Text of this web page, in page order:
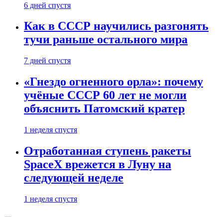
6 дней спустя
Как в СССР научились разгонять
тучи раньше остального мира
7 дней спустя
«Гнездо огненного орла»: почему
учёные СССР 60 лет не могли
объяснить Патомский кратер
1 неделя спустя
Отработанная ступень ракеты
SpaceX врежется в Луну на
следующей неделе
1 неделя спустя